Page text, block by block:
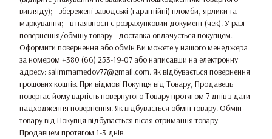
вигляду); - збережені заводські (гарантійні) пломби, ярлики та
маркування; - в наявності є розрахунковий документ (чек). У разі
повернення/обміну товару - доставка оплачується покупцем.
Оформити повернення або обмін Ви можете у нашого менеджера
за номером +380 (66) 253-19-07 або написавши на електронну
адресу: salimmamedov77@gmail.com. Як відбувається повернення
грошових коштів. При відмові Покупця від Товару, Продавець
повертає йому вартість повернутого Товару протягом 7 днів з дати
надходження повернення. Як відбувається обмін товару. Обмін
товару від Покупця відбувається після отримання товару
Продавцем протягом 1-3 днів.